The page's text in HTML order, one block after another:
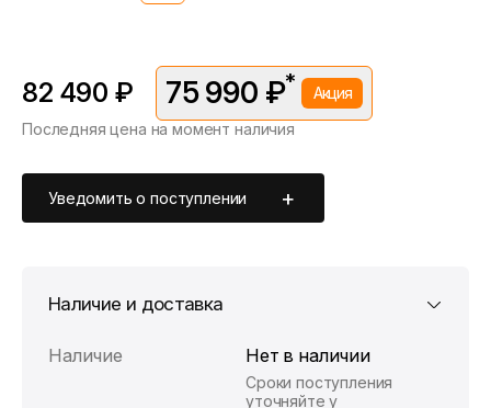
82 490 ₽ 75 990 ₽* Акция
*Скидка предоставляется в рамках временной акции.
Последняя цена на момент наличия
Уведомить о поступлении
Наличие и доставка
Наличие Нет в наличии
Сроки поступления
уточняйте у